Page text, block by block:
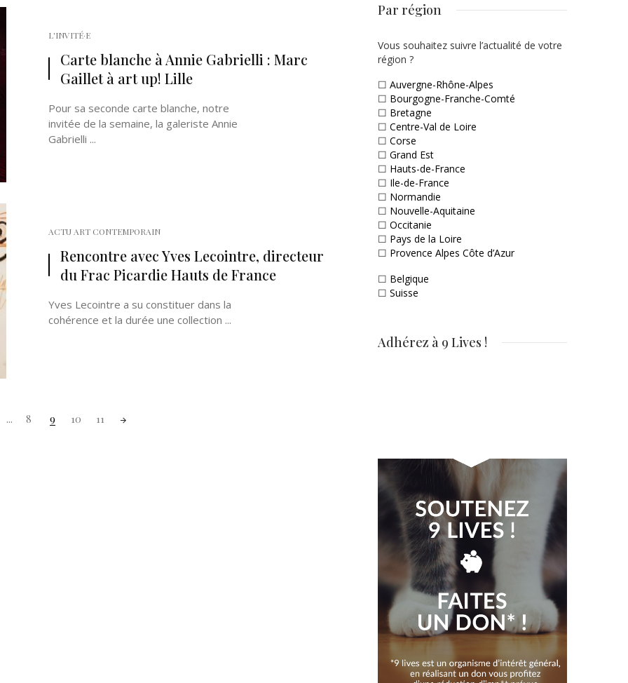
L'INVITÉ·E
Carte blanche à Annie Gabrielli : Marc
Gaillet à art up! Lille
Pour sa seconde carte blanche, notre
invitée de la semaine, la galeriste Annie
Gabrielli ...
ACTU ART CONTEMPORAIN
Rencontre avec Yves Lecointre, directeur
du Frac Picardie Hauts de France
Yves Lecointre a su constituer dans la
cohérence et la durée une collection ...
... 8 9 10 11
Par région
Vous souhaitez suivre l’actualité de votre
région ?
☐ Auvergne-Rhône-Alpes
☐ Bourgogne-Franche-Comté
☐ Bretagne
☐ Centre-Val de Loire
☐ Corse
☐ Grand Est
☐ Hauts-de-France
☐ Ile-de-France
☐ Normandie
☐ Nouvelle-Aquitaine
☐ Occitanie
☐ Pays de la Loire
☐ Provence Alpes Côte d’Azur
☐ Belgique
☐ Suisse
Adhérez à 9 Lives !